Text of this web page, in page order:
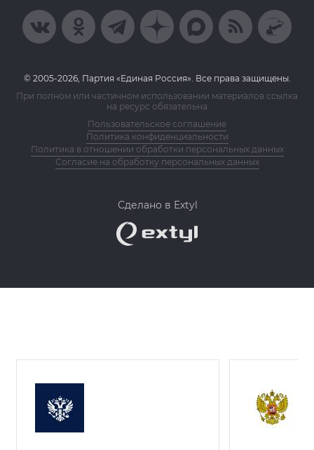
© 2005-2026, Партия «Единая Россия». Все права защищены.
При полном или частичном использовании материалов ссылка
на ресурс обязательна
Пользовательское соглашение
Политика конфиденциальности
Политика в отношении обработки персональных данных
Согласие на обработку персональных данных
Сделано в Extyl